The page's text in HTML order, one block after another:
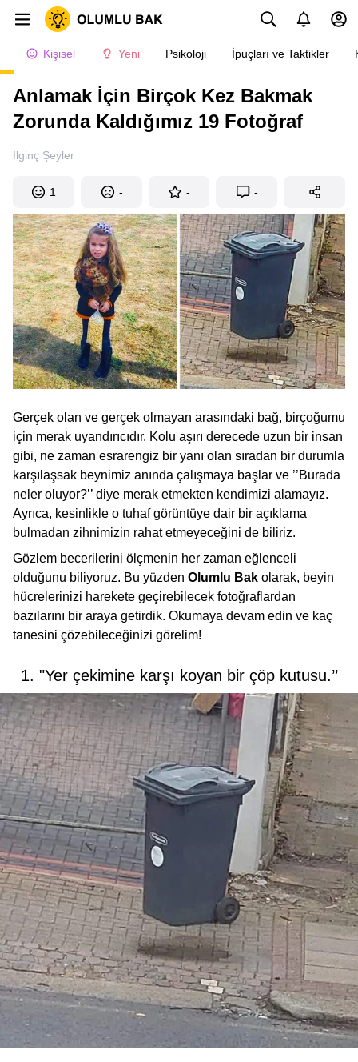
Kişisel Yeni Psikoloji İpuçları ve Taktikler
Anlamak İçin Birçok Kez Bakmak
Zorunda Kaldığımız 19 Fotoğraf
İlginç Şeyler
1 - - -
Gerçek olan ve gerçek olmayan arasındaki bağ, birçoğumu
için merak uyandırıcıdır. Kolu aşırı derecede uzun bir insan
gibi, ne zaman esrarengiz bir yanı olan sıradan bir durumla
karşılaşsak beynimiz anında çalışmaya başlar ve ’’Burada
neler oluyor?’’ diye merak etmekten kendimizi alamayız.
Ayrıca, kesinlikle o tuhaf görüntüye dair bir açıklama
bulmadan zihnimizin rahat etmeyeceğini de biliriz.
Gözlem becerilerini ölçmenin her zaman eğlenceli
olduğunu biliyoruz. Bu yüzden Olumlu Bak olarak, beyin
hücrelerinizi harekete geçirebilecek fotoğraflardan
bazılarını bir araya getirdik. Okumaya devam edin ve kaç
tanesini çözebileceğinizi görelim!
1. "Yer çekimine karşı koyan bir çöp kutusu.’’